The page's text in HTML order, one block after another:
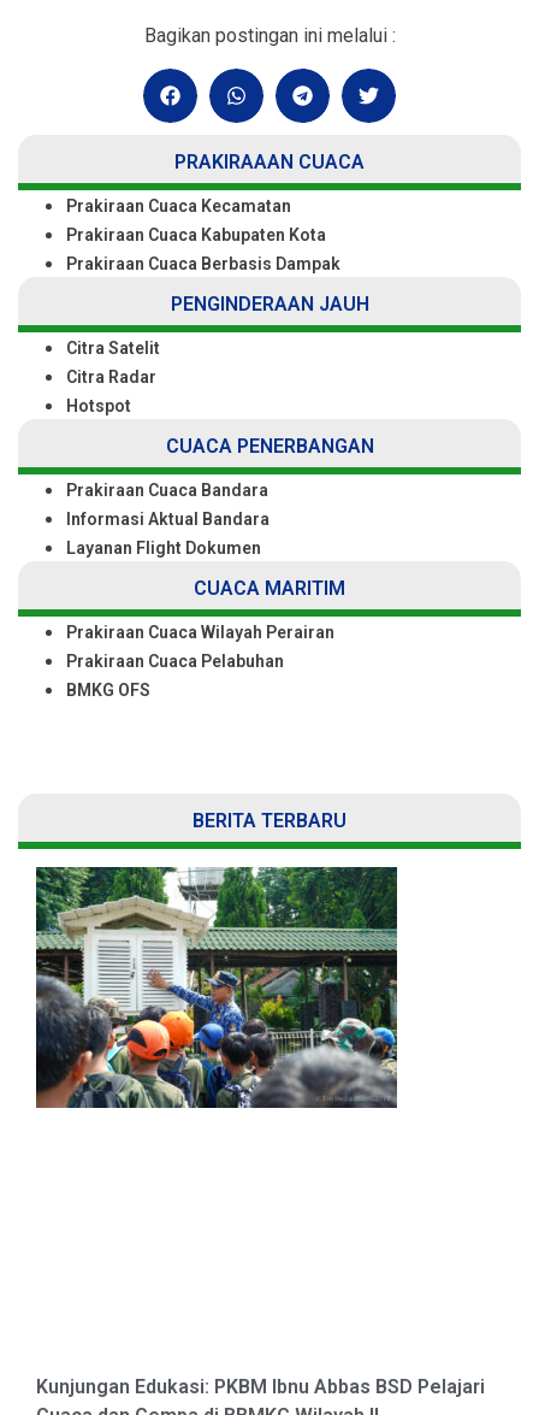
Bagikan postingan ini melalui :
PRAKIRAAAN CUACA
Prakiraan Cuaca Kecamatan
Prakiraan Cuaca Kabupaten Kota
Prakiraan Cuaca Berbasis Dampak
PENGINDERAAN JAUH
Citra Satelit
Citra Radar
Hotspot
CUACA PENERBANGAN
Prakiraan Cuaca Bandara
Informasi Aktual Bandara
Layanan Flight Dokumen
CUACA MARITIM
Prakiraan Cuaca Wilayah Perairan
Prakiraan Cuaca Pelabuhan
BMKG OFS
BERITA TERBARU
Kunjungan Edukasi: PKBM Ibnu Abbas BSD Pelajari